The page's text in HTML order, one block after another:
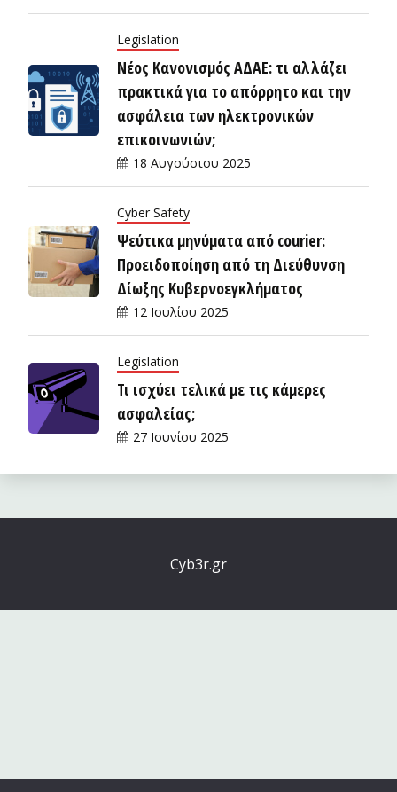
Legislation
Νέος Κανονισμός ΑΔΑΕ: τι αλλάζει
πρακτικά για το απόρρητο και την
ασφάλεια των ηλεκτρονικών
επικοινωνιών;
18 Αυγούστου 2025
Cyber Safety
Ψεύτικα μηνύματα από courier:
Προειδοποίηση από τη Διεύθυνση
Δίωξης Κυβερνοεγκλήματος
12 Ιουλίου 2025
Legislation
Τι ισχύει τελικά με τις κάμερες
ασφαλείας;
27 Ιουνίου 2025
Cyb3r.gr